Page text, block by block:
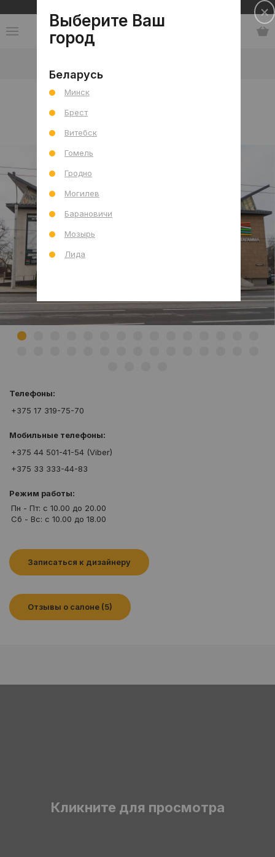
Салон: г. Минск, ул.
Телефоны:
+375 17 319-75-70
Мобильные телефоны:
+375 44 501-41-54 (Viber)
+375 33 333-44-83
Режим работы:
Пн - Пт: c 10.00 до 20.00
Сб - Вс: c 10.00 до 18.00
Записаться к дизайнеру
Отзывы о салоне (5)
Кликните для просмотра
Выберите Ваш
город
Беларусь
Минск
Брест
Витебск
Гомель
Гродно
Могилев
Барановичи
Мозырь
Лида